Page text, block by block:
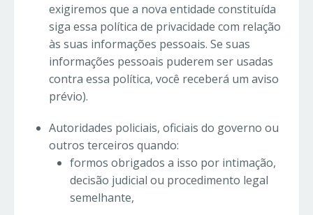
exigiremos que a nova entidade constituída
siga essa política de privacidade com relação
às suas informações pessoais. Se suas
informações pessoais puderem ser usadas
contra essa política, você receberá um aviso
prévio).
Autoridades policiais, oficiais do governo ou
outros terceiros quando:
formos obrigados a isso por intimação,
decisão judicial ou procedimento legal
semelhante,